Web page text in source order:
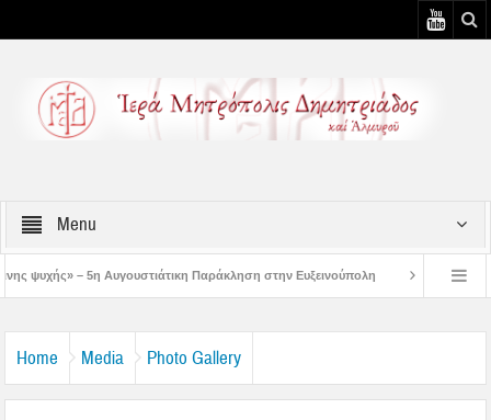
Menu
Παράκληση στην Ευξεινούπολη Χειροθεσία Πνευματικού και
Home Media Photo Gallery